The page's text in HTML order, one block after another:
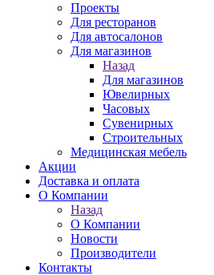
Проекты
Для ресторанов
Для автосалонов
Для магазинов
Назад
Для магазинов
Ювелирных
Часовых
Сувенирных
Строительных
Медицинская мебель
Акции
Доставка и оплата
О Компании
Назад
О Компании
Новости
Производители
Контакты